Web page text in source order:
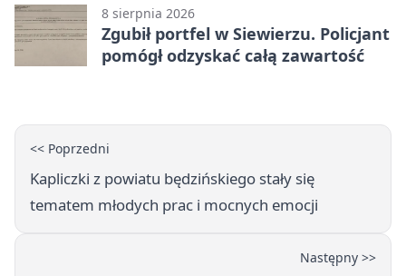
8 sierpnia 2026
Zgubił portfel w Siewierzu. Policjant
pomógł odzyskać całą zawartość
<< Poprzedni
Kapliczki z powiatu będzińskiego stały się
tematem młodych prac i mocnych emocji
Następny >>